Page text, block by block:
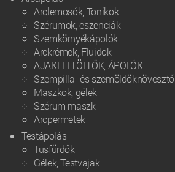
Arclemosók, Tonikok
Szérumok, eszenciák
Szemkörnyékápolók
Arckrémek, Fluidok
AJAKFELTÖLTŐK, ÁPOLÓK
Szempilla- és szemöldöknövesztő
Maszkok, gélek
Szérum maszk
Arcpermetek
Testápolás
Tusfürdők
Gélek, Testvajak